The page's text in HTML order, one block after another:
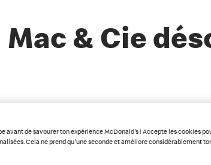
& Cie
avant de savourer ton expérience McDonald's ! Accepte les cookies
Cela ne prend qu'une seconde et améliore considérablement